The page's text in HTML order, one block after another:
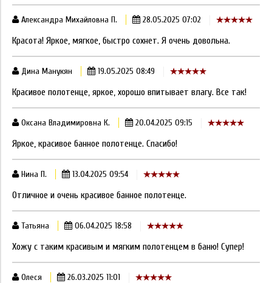
Александра Михайловна П. 28.05.2025 07:02
Красота! Яркое, мягкое, быстро сохнет. Я очень довольна.
Дина Манукян 19.05.2025 08:49
Красивое полотенце, яркое, хорошо впитывает влагу. Все так!
Оксана Владимировна К. 20.04.2025 09:15
Яркое, красивое банное полотенце. Спасибо!
Нина П. 13.04.2025 09:54
Отличное и очень красивое банное полотенце.
Татьяна 06.04.2025 18:58
Хожу с таким красивым и мягким полотенцем в баню! Супер!
Олеся 26.03.2025 11:01